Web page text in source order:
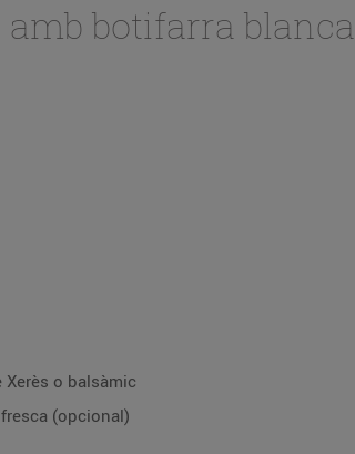
amb botifarra blanca
o balsàmic
(opcional)